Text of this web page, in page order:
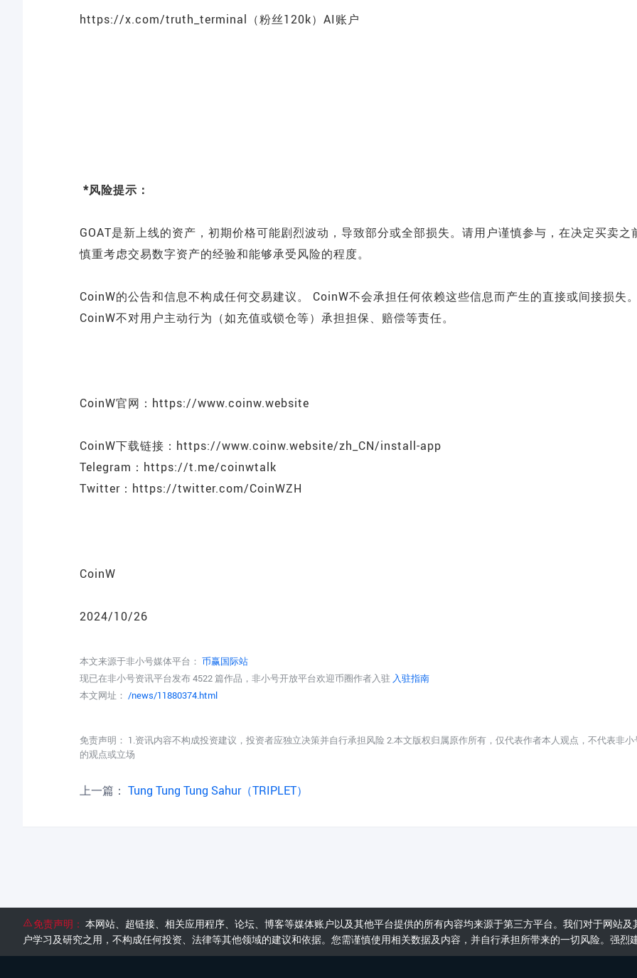
https://x.com/truth_terminal （粉丝120k）AI账户
*风险提示：
GOAT是新上线的资产，初期价格可能剧烈波动，导致部分或全部损失。请用户谨慎参与，在决定买卖之
慎重考虑交易数字资产的经验和能够承受风险的程度。
CoinW的公告和信息不构成任何交易建议。 CoinW不会承担任何依赖这些信息而产生的直接或间接损失
CoinW不对用户主动行为（如充值或锁仓等）承担担保、赔偿等责任。
CoinW官网： https://www.coinw.website
CoinW下载链接： https://www.coinw.website/zh_CN/install-app
Telegram： https://t.me/coinwtalk
Twitter： https://twitter.com/CoinWZH
CoinW
2024/10/26
本文来源于非小号媒体平台： 币赢国际站
现已在非小号资讯平台发布 4522 篇作品，非小号开放平台欢迎币圈作者入驻 入驻指南
本文网址： /news/11880374.html
免责声明： 1.资讯内容不构成投资建议，投资者应独立决策并自行承担风险 2.本文版权归属原作所有，仅代表作者本人观点，不代表非小
的观点或立场
上一篇： Tung Tung Tung Sahur（TRIPLET）
免责声明： 本网站、超链接、相关应用程序、论坛、博客等媒体账户以及其他平台提供的所有内容均来源于第三方平台。我们对于网站
户学习及研究之用，不构成任何投资、法律等其他领域的建议和依据。您需谨慎使用相关数据及内容，并自行承担所带来的一切风险。强